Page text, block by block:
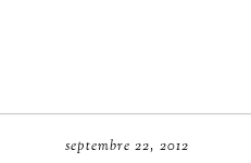
septembre 22, 2012